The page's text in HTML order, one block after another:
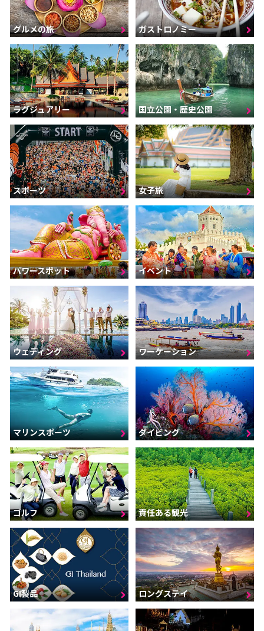
グルメの旅 ガストロノミー
ラグジュアリー 国立公園・歴史公園
スポーツ 女子旅
パワースポット イベント
ウェディング ワーケーション
マリンスポーツ ダイビング
ゴルフ 責任ある観光
GI製品 ロングステイ